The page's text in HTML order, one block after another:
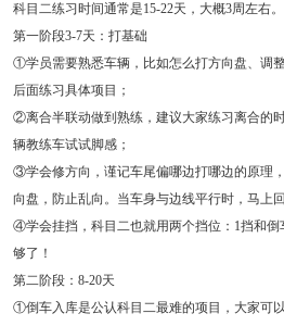
科目二练习时间通常是15-22天，大概3周左右。
第一阶段3-7天：打基础
①学员需要熟悉车辆，比如怎么打方向盘、调
后面练习具体项目；
②离合半联动做到熟练，建议大家练习离合的
辆教练车试试脚感；
③学会修方向，谨记车尾偏哪边打哪边的原理
向盘，防止乱向。当车身与边线平行时，马上
④学会挂挡，科目二也就用两个挡位：1挡和倒
够了！
第二阶段：8-20天
①倒车入库是公认科目二最难的项目，大家可